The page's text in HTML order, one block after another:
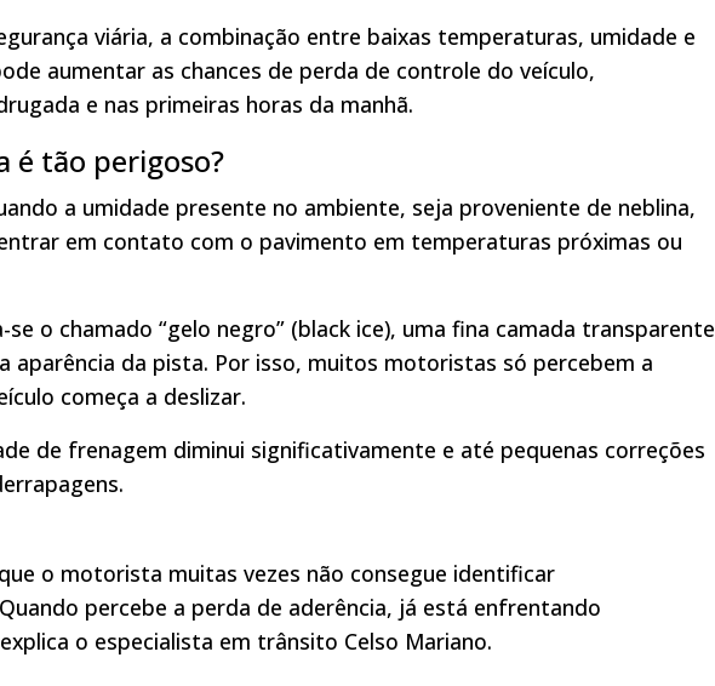
viária, a combinação entre baixas temperaturas, umidade e
aumentar as chances de perda de controle do veículo,
e nas primeiras horas da manhã.
é tão perigoso?
a umidade presente no ambiente, seja proveniente de neblina,
em contato com o pavimento em temperaturas próximas ou
o chamado “gelo negro” (black ice), uma fina camada transparente
aparência da pista. Por isso, muitos motoristas só percebem a
começa a deslizar.
de frenagem diminui significativamente e até pequenas correções
o motorista muitas vezes não consegue identificar
percebe a perda de aderência, já está enfrentando
o especialista em trânsito Celso Mariano.